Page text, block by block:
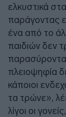
ελκυστικά
παράγοντας
ένα από το
παιδιών δεν
πλειοψηφία
κάποιοι
τα τρώνε»,
λίγοι οι